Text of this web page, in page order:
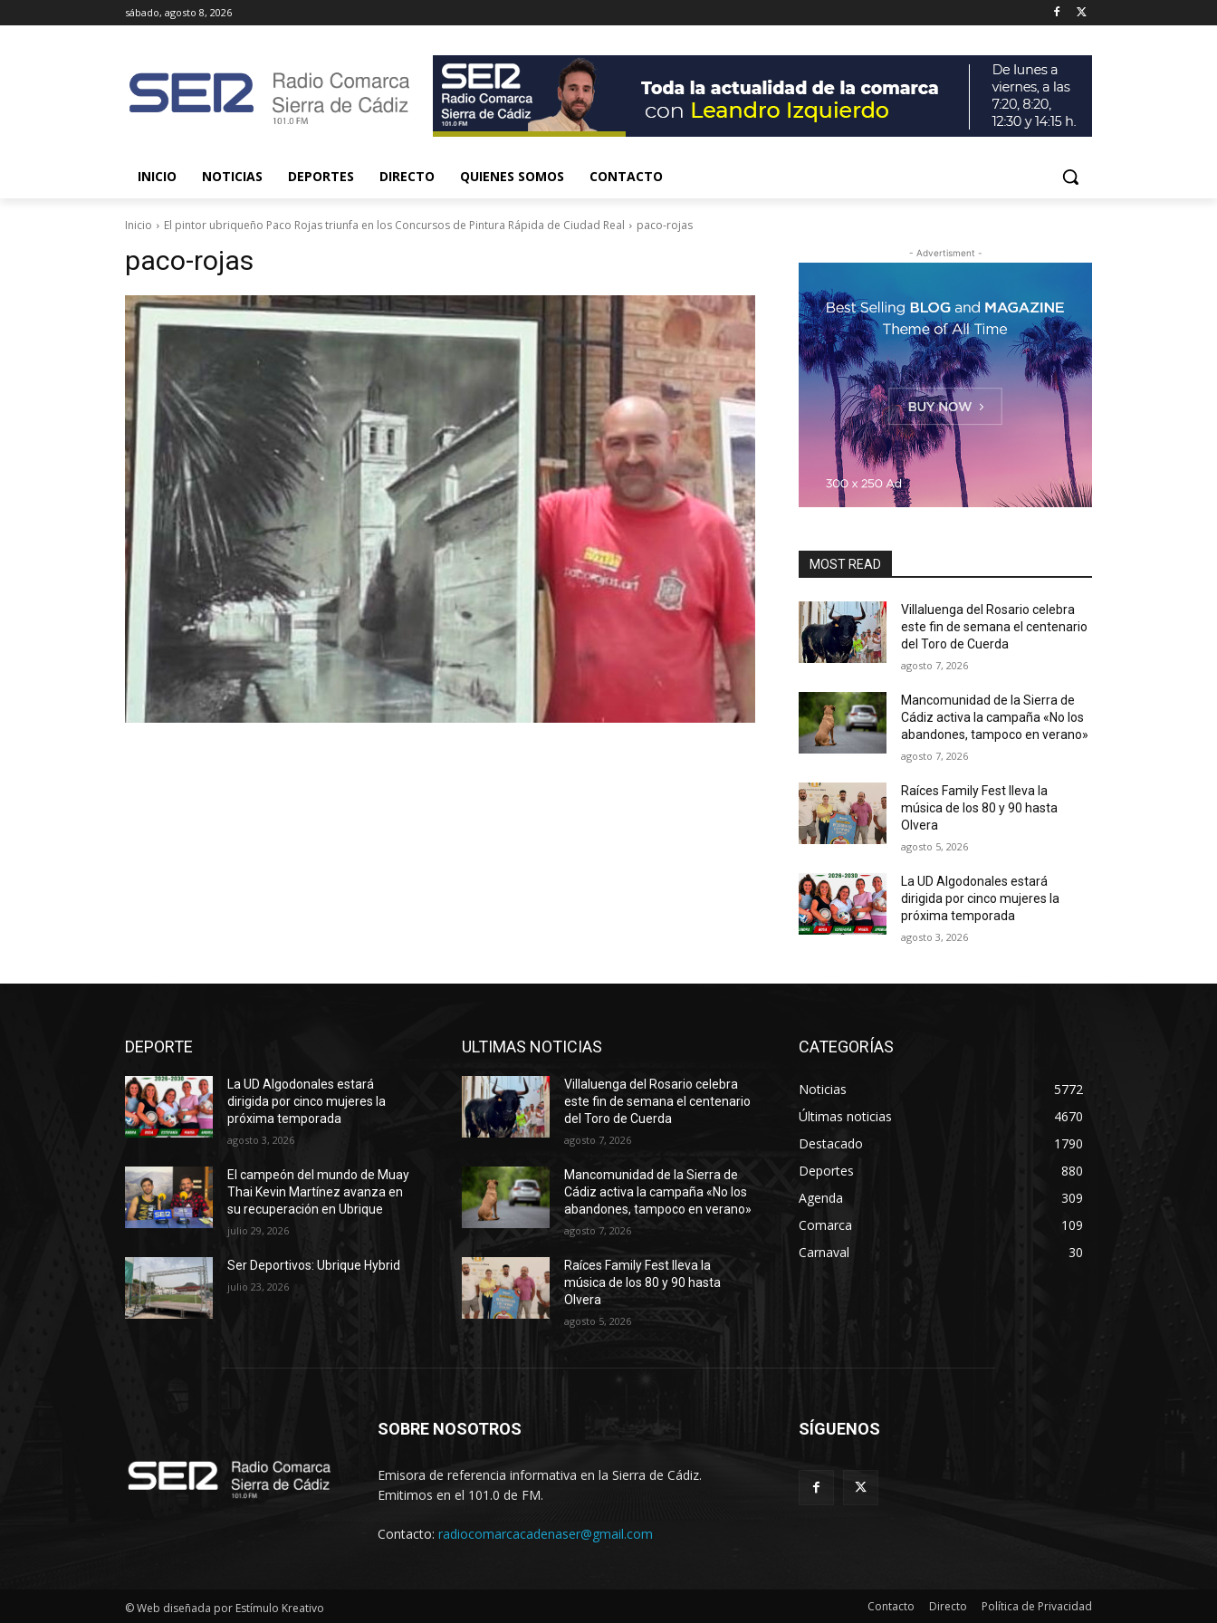
sábado, agosto 8, 2026
INICIO NOTICIAS DEPORTES DIRECTO QUIENES SOMOS CONTACTO
Inicio El pintor ubriqueño Paco Rojas triunfa en los Concursos de Pintura Rápida de Ciudad Real paco-rojas
paco-rojas - Advertisment -
MOST READ
Villaluenga del Rosario celebra
este fin de semana el centenario
del Toro de Cuerda
agosto 7, 2026
Mancomunidad de la Sierra de
Cádiz activa la campaña «No los
abandones, tampoco en verano»
agosto 7, 2026
Raíces Family Fest lleva la
música de los 80 y 90 hasta
Olvera
agosto 5, 2026
La UD Algodonales estará
dirigida por cinco mujeres la
próxima temporada
agosto 3, 2026
DEPORTE
La UD Algodonales estará
dirigida por cinco mujeres la
próxima temporada
agosto 3, 2026
El campeón del mundo de Muay
Thai Kevin Martínez avanza en
su recuperación en Ubrique
julio 29, 2026
Ser Deportivos: Ubrique Hybrid
julio 23, 2026
ULTIMAS NOTICIAS
Villaluenga del Rosario celebra
este fin de semana el centenario
del Toro de Cuerda
agosto 7, 2026
Mancomunidad de la Sierra de
Cádiz activa la campaña «No los
abandones, tampoco en verano»
agosto 7, 2026
Raíces Family Fest lleva la
música de los 80 y 90 hasta
Olvera
agosto 5, 2026
CATEGORÍAS
Noticias
5772
Últimas noticias
4670
Destacado
1790
Deportes
880
Agenda
309
Comarca
109
Carnaval
30
SOBRE NOSOTROS
Emisora de referencia informativa en la Sierra de Cádiz.
Emitimos en el 101.0 de FM.
Contacto: radiocomarcacadenaser@gmail.com
SÍGUENOS
© Web diseñada por Estímulo Kreativo Contacto Directo Política de Privacidad